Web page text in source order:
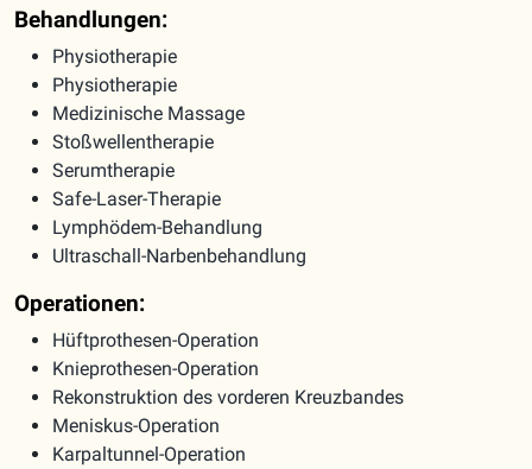
Behandlungen:
Physiotherapie
Physiotherapie
Medizinische Massage
Stoßwellentherapie
Serumtherapie
Safe-Laser-Therapie
Lymphödem-Behandlung
Ultraschall-Narbenbehandlung
Operationen:
Hüftprothesen-Operation
Knieprothesen-Operation
Rekonstruktion des vorderen Kreuzbandes
Meniskus-Operation
Karpaltunnel-Operation